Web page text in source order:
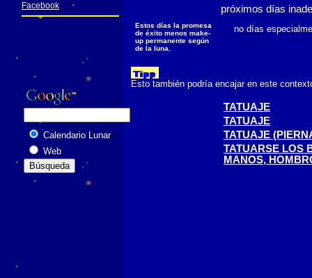
próximos días
Estos días la promesa
de éxito menos make-
up permanente según
de la luna.
no días
Esto también podría encajar en este
TATUAJE
TATUAJE
TATUAJE
TATUARSE LOS
MANOS,
Facebook
Calendario Lunar
Web